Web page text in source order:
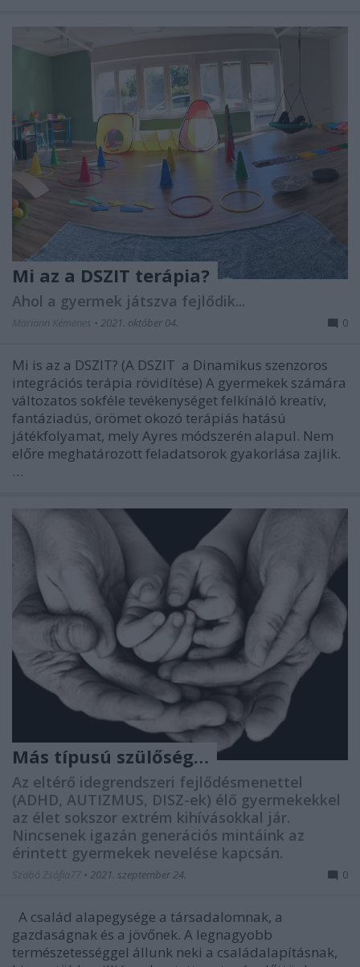
Mi az a DSZIT terápia?
Ahol a gyermek játszva fejlődik...
Mariann Kémenes • 2021. október 04. 0
Mi is az a DSZIT? (A DSZIT a Dinamikus szenzoros
integrációs terápia rövidítése) A gyermekek számára
változatos sokféle tevékenységet felkínáló kreatív,
fantáziadús, örömet okozó terápiás hatású
játékfolyamat, mely Ayres módszerén alapul. Nem
előre meghatározott feladatsorok gyakorlása zajlik.
…
Más típusú szülőség…
Az eltérő idegrendszeri fejlődésmenettel
(ADHD, AUTIZMUS, DISZ-ek) élő gyermekekkel
az élet sokszor extrém kihívásokkal jár.
Nincsenek igazán generációs mintáink az
érintett gyermekek nevelése kapcsán.
Szabó Zsófia77 • 2021. szeptember 24. 0
A család alapegysége a társadalomnak, a
gazdaságnak és a jövőnek. A legnagyobb
természetességgel állunk neki a családalapításnak,